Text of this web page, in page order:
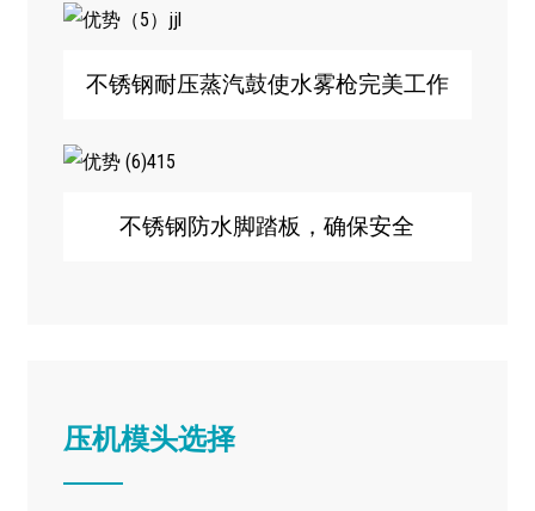
不锈钢耐压蒸汽鼓使水雾枪完美工作
不锈钢防水脚踏板，确保安全
压机模头选择